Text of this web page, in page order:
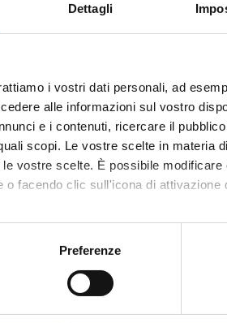
Dettagli
i vostri dati personali, ad
alle informazioni sul vostro
e i contenuti, ricercare il
scopi. Le vostre scelte in materia
vostre scelte. È possibile
o facendo clic sull'icona di attivazione
anche:
sulla tua posizione geografica, con
Preferenze
running in the period selected: 0.
the module to see the timetable and